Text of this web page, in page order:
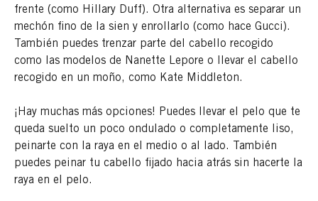
frente (como Hillary Duff). Otra alternativa es separar un
mechón fino de la sien y enrollarlo (como hace Gucci).
También puedes trenzar parte del cabello recogido
como las modelos de Nanette Lepore o llevar el cabello
recogido en un moño, como Kate Middleton.
¡Hay muchas más opciones! Puedes llevar el pelo que te
queda suelto un poco ondulado o completamente liso,
peinarte con la raya en el medio o al lado. También
puedes peinar tu cabello fijado hacia atrás sin hacerte la
raya en el pelo.